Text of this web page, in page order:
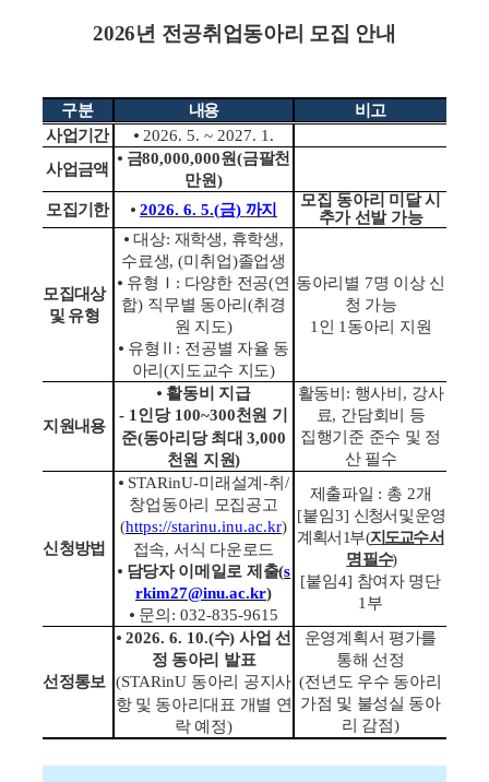
2026년 전공취업동아리 모집 안내
구분 내용
비고
사업기간
⦁ 2026. 5. ~ 2027. 1.
사업금액
⦁ 금80,000,000원(금팔천
만원)
모집기한
⦁ 2026. 6. 5.(금) 까지
모집 동아리 미달 시
추가 선발 가능
모집대상
및 유형
⦁대상: 재학생, 휴학생,
수료생, (미취업)졸업생
⦁ 유형 Ｉ : 다양한 전공(연
합) 직무별 동아리(취경
원 지도)
⦁ 유형 Ⅱ : 전공별 자율 동
아리(지도교수 지도)
동아리별 7명 이상 신
청 가능
1 인 1 동아리 지원
지원내용
⦁ 활동비 지급
- 1 인당 100~300천원 기
준(동아리당 최대3,000
천원 지원)
활동비 : 행사비 , 강사
료, 간담회비 등
집행기준 준수 및 정
산 필수
신청방법
⦁ STARinU-미래설계 -취 /
창업동아리 모집공고
(https://starinu.inu.ac.kr)
접속,서식 다운로드
⦁ 담당자 이메일로 제출(s
rkim27@inu.ac.kr)
⦁ 문의 : 032-835-9615
제출파일 : 총 2개
[붙임3] 신청서 및 운영
계획서 1부(지도교수 서
명 필수)
[붙임4] 참여자 명단
1 부
선정통보
⦁ 2026. 6. 10.(수)사업 선
정 동아리 발표
(STARinU 동아리 공지사
항 및 동아리대표 개별 연
락 예정)
운영계획서 평가를
통해 선정
(전년도 우수 동아리
가점 및 불성실 동아
리 감점)